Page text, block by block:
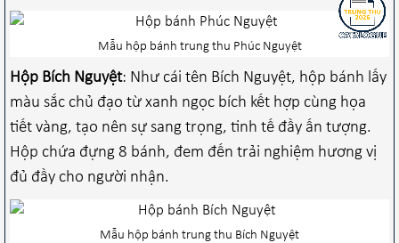
Mẫu hộp bánh trung thu Phúc Nguyệt
Hộp Bích Nguyệt: Như cái tên Bích Nguyệt, hộp bánh lấy
màu sắc chủ đạo từ xanh ngọc bích kết hợp cùng họa
tiết vàng, tạo nên sự sang trọng, tinh tế đầy ấn tượng.
Hộp chứa đựng 8 bánh, đem đến trải nghiệm hương vị
đủ đầy cho người nhận.
Mẫu hộp bánh trung thu Bích Nguyệt